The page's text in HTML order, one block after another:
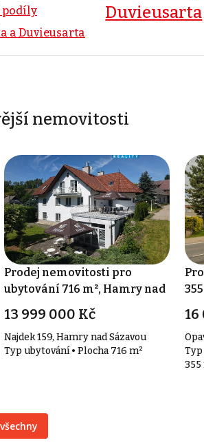
Duvieusarta
nemovitosti
Prodej nemovitosti pro
ubytování 716 m², Hamry nad
13 999 000 Kč
Najdek 159, Hamry nad Sázavou
Typ ubytování • Plocha 716 m²
16
Typ
355